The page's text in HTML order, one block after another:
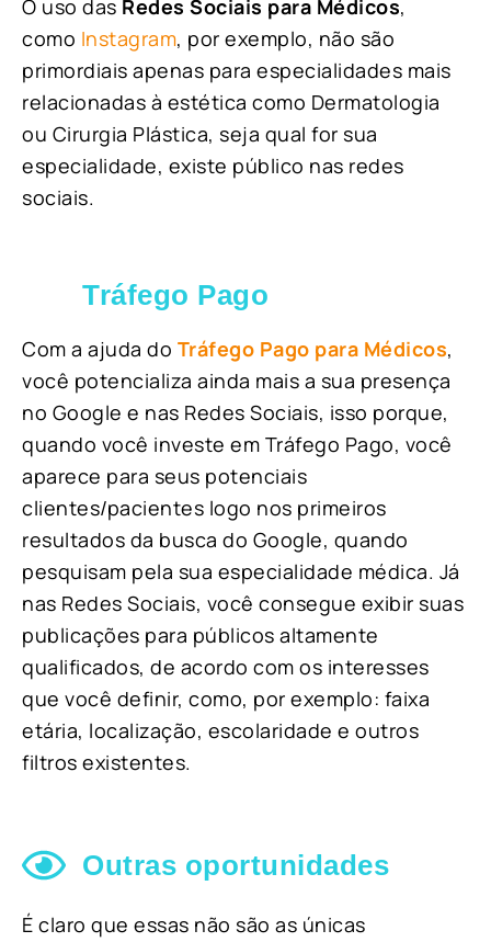
O uso das Redes Sociais para Médicos,
como Instagram, por exemplo, não são
primordiais apenas para especialidades mais
relacionadas à estética como Dermatologia
ou Cirurgia Plástica, seja qual for sua
especialidade, existe público nas redes
sociais.
Tráfego Pago
Com a ajuda do Tráfego Pago para Médicos,
você potencializa ainda mais a sua presença
no Google e nas Redes Sociais, isso porque,
quando você investe em Tráfego Pago, você
aparece para seus potenciais
clientes/pacientes logo nos primeiros
resultados da busca do Google, quando
pesquisam pela sua especialidade médica. Já
nas Redes Sociais, você consegue exibir suas
publicações para públicos altamente
qualificados, de acordo com os interesses
que você definir, como, por exemplo: faixa
etária, localização, escolaridade e outros
filtros existentes.
Outras oportunidades
É claro que essas não são as únicas